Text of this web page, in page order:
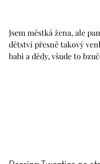
Jsem městká žena, ale
dětství přesně takový
babi a dědy, všude to